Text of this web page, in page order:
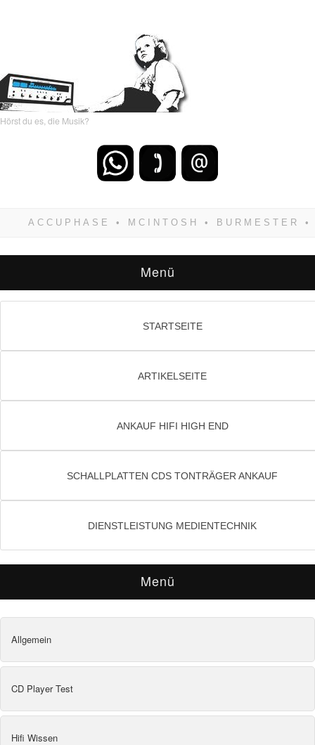
Hörst du es, die Musik?
zwangsläufig siegen! Und noch was: Hifi
Menü
STARTSEITE
ARTIKELSEITE
ANKAUF HIFI HIGH END
SCHALLPLATTEN CDS TONTRÄGER ANKAUF
DIENSTLEISTUNG MEDIENTECHNIK
Menü
Allgemein
CD Player Test
Hifi Wissen